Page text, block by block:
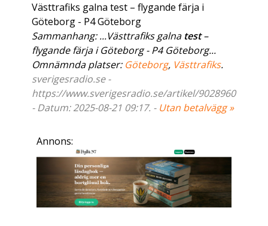
Västtrafiks galna test – flygande färja i
Göteborg - P4 Göteborg
Sammanhang: ...Västtrafiks galna test–
flygande färja i Göteborg - P4 Göteborg...
Omnämnda platser: Göteborg, Västtrafiks.
sverigesradio.se -
https://www.sverigesradio.se/artikel/9028960
- Datum: 2025-08-21 09:17. - Utan betalvägg »
Annons: